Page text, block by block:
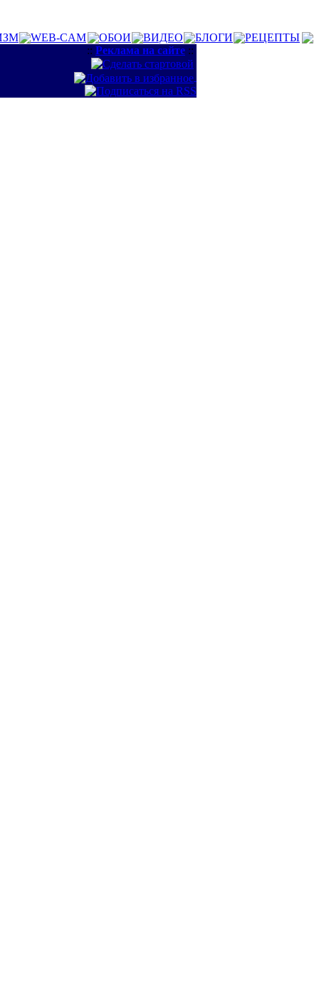
WEB-CAM ОБОИ ВИДЕО БЛОГИ
РЕЦЕПТЫ
:: Реклама на сайте ::